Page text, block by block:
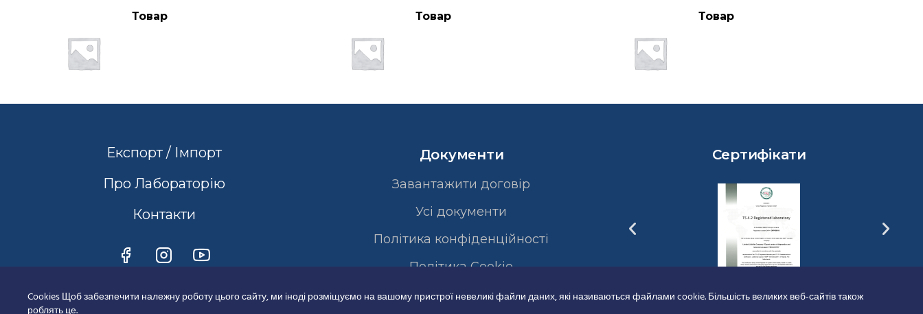
Товар Товар Товар
Експорт / Імпорт
Про Лабораторію
Контакти
Документи
Завантажити договір
Усі документи
Політика конфіденційності
Полiтика Cookie
Сертифікати
Cookies Щоб забезпечити належну роботу цього сайту, ми іноді розміщуємо на вашому пристрої невеликі файли даних, які називаються файлами cookie. Більшість великих веб-сайтів також